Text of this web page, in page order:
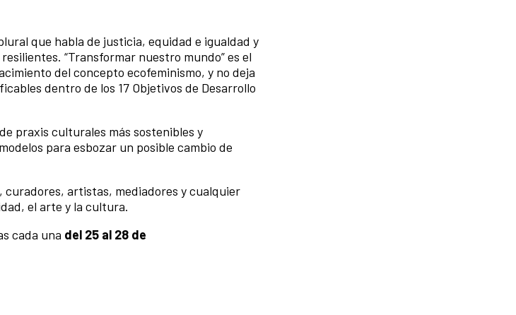
que habla de justicia, equidad e igualdad y
“Transformar nuestro mundo” es el
del concepto ecofeminismo, y no deja
dentro de los 17 Objetivos de Desarrollo
praxis culturales más sostenibles y
para esbozar un posible cambio de
artistas, mediadores y cualquier
el arte y la cultura.
cada una del 25 al 28 de